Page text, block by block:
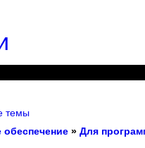
темы
» Для